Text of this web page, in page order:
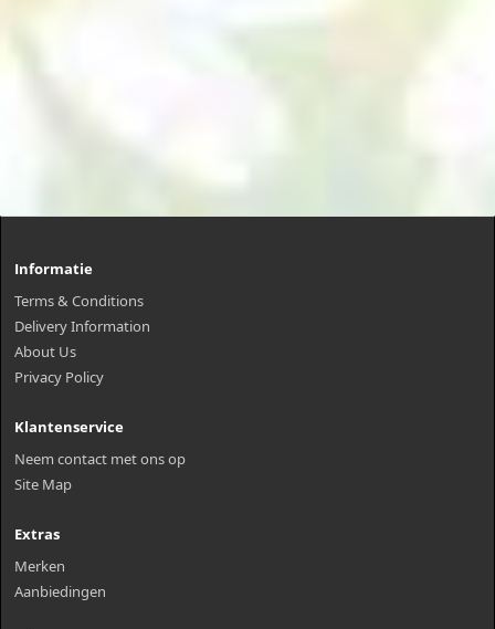
Informatie
Terms & Conditions
Delivery Information
About Us
Privacy Policy
Klantenservice
Neem contact met ons op
Site Map
Extras
Merken
Aanbiedingen